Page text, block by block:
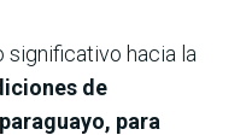
significativo hacia la
de
para